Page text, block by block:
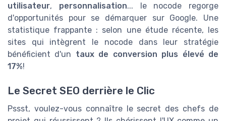
utilisateur, personnalisation... le nocode regorge
d'opportunités pour se démarquer sur Google. Une
statistique frappante : selon une étude récente, les
sites qui intègrent le nocode dans leur stratégie
bénéficient d'un taux de conversion plus élevé de
17%!
Le Secret SEO derrière le Clic
Pssst, voulez-vous connaître le secret des chefs de